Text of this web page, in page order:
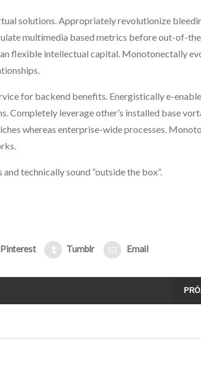
solutions.Appropriately revolutionize
multimedia based metrics before out-of-
flexible intellectual capital. Monotonectally
for backend benefits. Energistically e-enable
leverage other’s installed base
whereas enterprise-wide processes.
technically sound “outside the box”.
Pinterest Tumblr Email